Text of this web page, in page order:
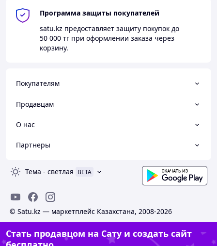
Программа защиты покупателей
satu.kz предоставляет защиту покупок до
50 000 тг при оформлении заказа через
корзину.
Покупателям
Продавцам
О нас
Партнеры
Тема - светлая BETA
© Satu.kz — маркетплейс Казахстана, 2008-2026
Стать продавцом на Сату и создать сайт